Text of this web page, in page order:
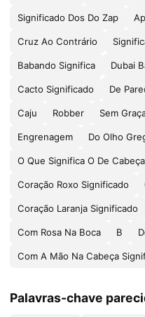
Significado Dos Do Zap
Cruz Ao Contrário
Babando Significa Dubai
Cacto Significado De
Caju Robber Sem
Engrenagem Do Olho
O Que Significa O De
Coração Roxo Significado
Coração Laranja Significado
Com Rosa Na Boca B
Com A Mão Na Cabeça
Palavras-chave